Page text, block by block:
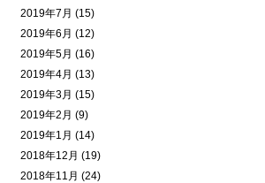
2019年7月 (15)
2019年6月 (12)
2019年5月 (16)
2019年4月 (13)
2019年3月 (15)
2019年2月 (9)
2019年1月 (14)
2018年12月 (19)
2018年11月 (24)